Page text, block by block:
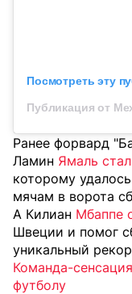
Посмотреть эту
Ранее форвард
Ламин Ямаль
которому
мячам в ворота
А Килиан Мбаппе
Швеции и помог
уникальный
Команда-
футболу